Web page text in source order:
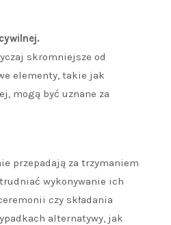
skromniejsze od
elementy, takie jak
mogą być uznane za
przepadają za trzymaniem
wykonywanie ich
czy składania
alternatywy, jak